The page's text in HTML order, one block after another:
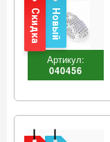
Артикул:
040456
Новый
Скидка